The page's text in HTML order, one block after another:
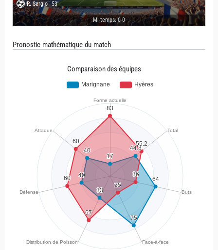
R. Sergio 53'
Mi-temps: 0-0
Pronostic mathématique du match
Comparaison des équipes